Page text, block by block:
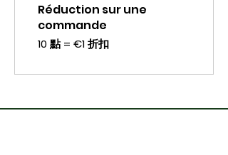
Réduction sur une
commande
10 點 = €1 折扣